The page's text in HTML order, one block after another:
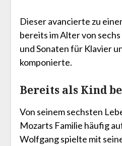
Dieser avancierte zu
bereits im Alter von
und Sonaten für Klavier
komponierte.
Bereits als Kind
Von seinem sechsten
Mozarts Familie häufig
Wolfgang spielte mit